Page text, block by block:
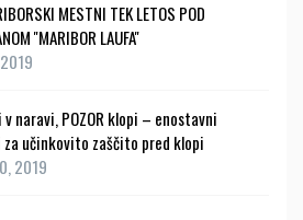
MESTNI TEK LETOS POD
''MARIBOR LAUFA''
v naravi, POZOR klopi – enostavni
učinkovito zaščito pred klopi
2019